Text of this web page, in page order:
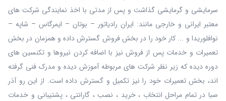
سرمایشی و گرمایشی گذاشت و پس از مدتی با اخذ نمایندگی شرکت های
معتبر ایرانی و خارجی مانند: ایران رادیاتور – بوتان – ایمرگاس – شاپه –
نوافلوریدا و ... کار خود را در بخش فروش گسترش داده و همزمان در بخش
تعمیرات و خدمات پس از فروش نیز با اضافه کردن نیروها و تکنسین های
دوره دیده که زیر نظر شرکت های مربوطه آموزش دیده و مدرک فنی گرفته
اند، بخش تعمیرات خود را نیز تکمیل و گسترش داده است. از این رو آذر
صبا در تمام مراحل انتخاب ، خرید ، نصب ، گارانتی ، پشتیبانی و خدمات